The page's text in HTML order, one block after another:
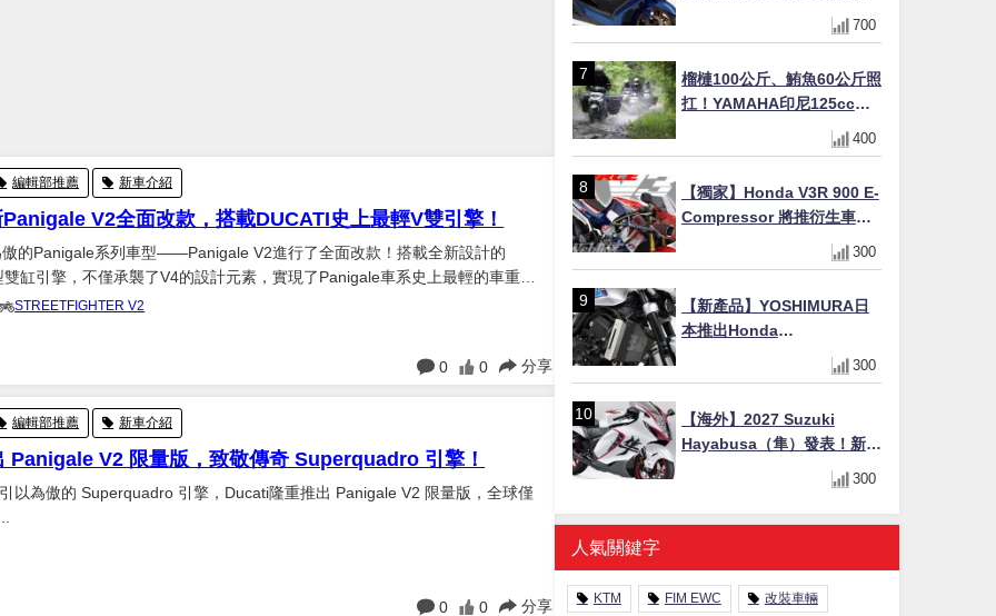
編輯部推薦 新車介紹
V2全面改款，搭載DUCATI史上最輕V雙引擎！
傲的Panigale系列車型——Panigale V2進行了全面改款！搭載全新設計的
缸引擎，不僅承襲了V4的設計元素，實現了Panigale車系史上最輕的車重，
正時及雙搖臂，全新外觀更具侵略性，整體性能全面提升。而其兄弟車型
STREETFIGHTER V2
0 0 分享
編輯部推薦 新車介紹
Panigale V2 限量版，致敬傳奇 Superquadro 引擎！
以為傲的 Superquadro 引擎，Ducati隆重推出 Panigale V2 限量版，全球僅
0 0 分享
8/18日本上市、支援E10汽油
售價98萬100日圓
700
榴槤100公斤、鮪魚60公斤照
扛！YAMAHA印尼125cc速
克達Gear Ultima 2740公里
耐操實測
400
【獨家】Honda V3R 900 E-
Compressor 將推衍生車
系？自然進氣 V3 同步測試
中，CG 預想曝光！
300
【新產品】YOSHIMURA日
本推出Honda
CB1000F/CB1000 HORNET
專用水箱護網，六角網紋設
300
【海外】2027 Suzuki
Hayabusa（隼）發表！新增
Special Edition 特仕版，全
新珍珠白塗裝與專屬配備登
場
300
人氣關鍵字
KTM FIM EWC 改裝車輛